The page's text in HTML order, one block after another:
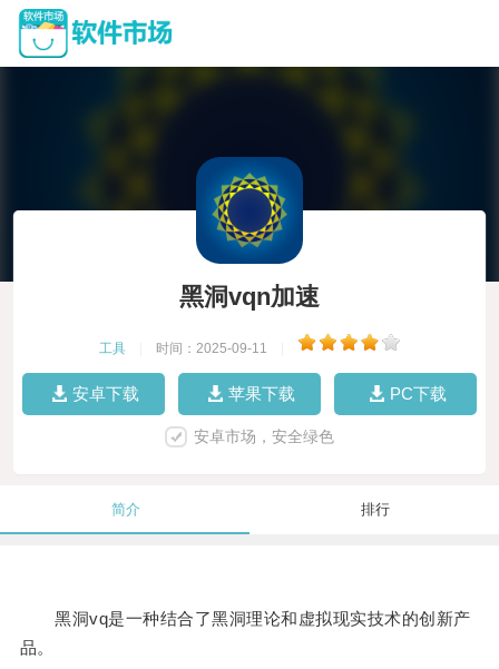
黑洞vqn加速
工具 时间：2025-09-11
安卓下载 苹果下载 PC下载
安卓市场，安全绿色
简介 排行
黑洞vq是一种结合了黑洞理论和虚拟现实技术的创新产
品。